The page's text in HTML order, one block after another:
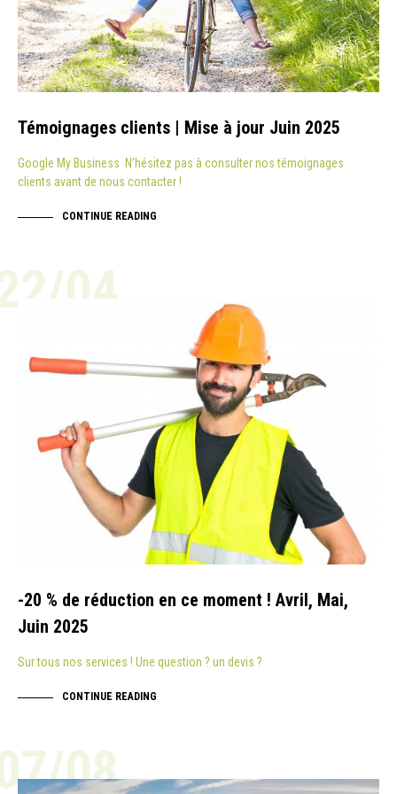
Témoignages clients | Mise à jour Juin 2025
Google My Business N’hésitez pas à consulter nos témoignages
clients avant de nous contacter !
CONTINUE READING
04
-20 % de réduction en ce moment ! Avril, Mai,
Juin 2025
Sur tous nos services ! Une question ? un devis ?
CONTINUE READING
08